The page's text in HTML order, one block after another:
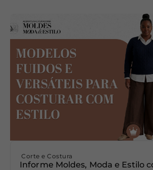
Corte e Costura
Informe Moldes, Moda e Estilo